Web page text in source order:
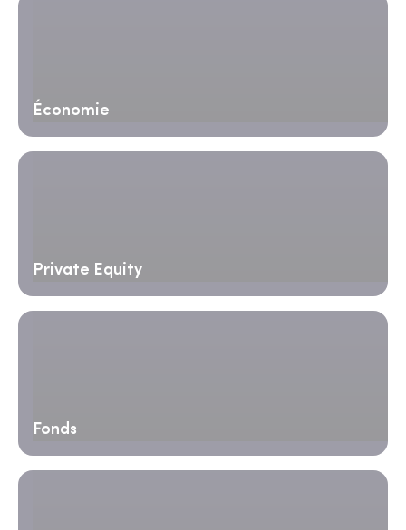
Économie
Private Equity
Fonds